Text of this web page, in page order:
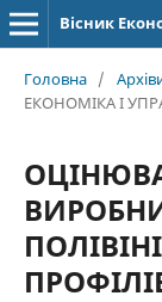
Вісник
Головна /
ЕКОНОМІКА І